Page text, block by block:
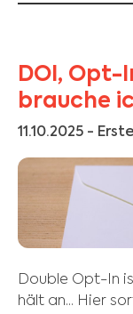
DOI, Opt-
brauche
11.10.2025 -
Double Opt-In
hält an... Hier